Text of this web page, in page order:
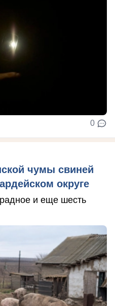
0
чумы свиней
округе
и еще шесть